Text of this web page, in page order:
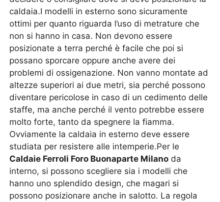
caldaia.I modelli in esterno sono sicuramente
ottimi per quanto riguarda l’uso di metrature che
non si hanno in casa. Non devono essere
posizionate a terra perché è facile che poi si
possano sporcare oppure anche avere dei
problemi di ossigenazione. Non vanno montate ad
altezze superiori ai due metri, sia perché possono
diventare pericolose in caso di un cedimento delle
staffe, ma anche perché il vento potrebbe essere
molto forte, tanto da spegnere la fiamma.
Ovviamente la caldaia in esterno deve essere
studiata per resistere alle intemperie.Per le
Caldaie Ferroli Foro Buonaparte Milano da
interno, si possono scegliere sia i modelli che
hanno uno splendido design, che magari si
possono posizionare anche in salotto. La regola